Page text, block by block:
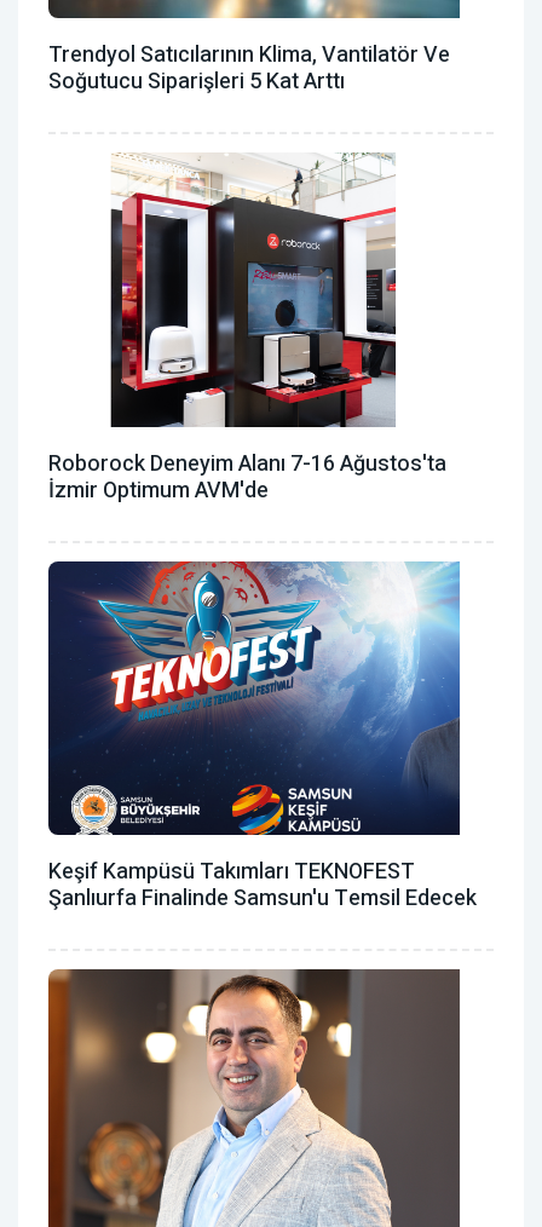
Trendyol Satıcılarının Klima, Vantilatör ‎ve
Soğutucu Siparişleri 5 Kat Arttı
Roborock Deneyim Alanı 7-16 Ağustos'ta
İzmir Optimum AVM'de
Keşif Kampüsü Takımları TEKNOFEST
Şanlıurfa Finalinde Samsun'u Temsil Edecek